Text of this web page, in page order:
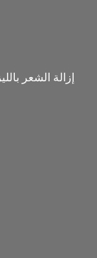
category
category
إزالة الشعر